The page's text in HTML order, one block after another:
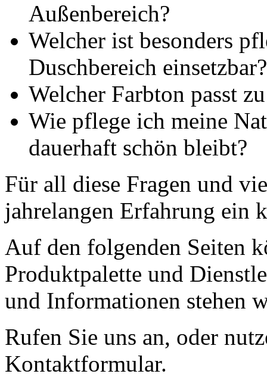
Außenbereich?
Welcher ist besonders
Duschbereich einsetzbar?
Welcher Farbton passt
Wie pflege ich meine
dauerhaft schön bleibt?
Für all diese Fragen und
jahrelangen Erfahrung ein
Auf den folgenden Seiten
Produktpalette und
und Informationen stehen
Rufen Sie uns an, oder
Kontaktformular.